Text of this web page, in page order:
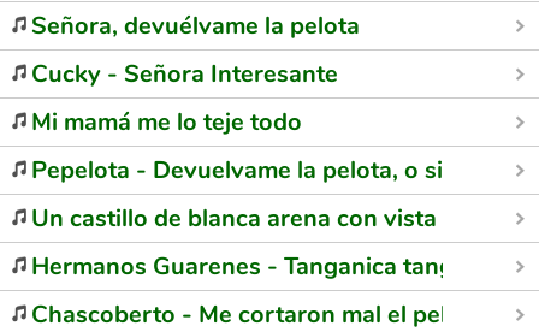
Señora, devuélvame la pelota
Cucky - Señora Interesante
Mi mamá me lo teje todo
Pepelota - Devuelvame la pelota, o si no, no
Un castillo de blanca arena con vista al mar
Hermanos Guarenes - Tanganica tanganana
Chascoberto - Me cortaron mal el pelo